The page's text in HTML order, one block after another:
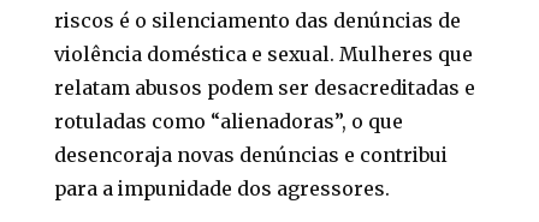
riscos é o silenciamento das denúncias de
violência doméstica e sexual. Mulheres que
relatam abusos podem ser desacreditadas e
rotuladas como “alienadoras”, o que
desencoraja novas denúncias e contribui
para a impunidade dos agressores.